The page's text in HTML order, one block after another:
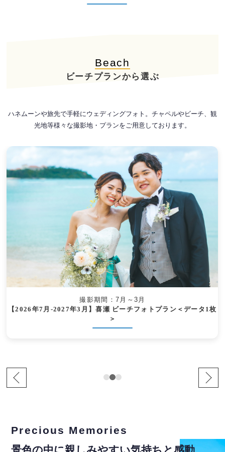
Beach
ビーチプランから選ぶ
ハネムーンや旅先で手軽にウェディングフォト。チャペルやビーチ、観
光地等様々な撮影地・プランをご用意しております。
撮影期間：7月～3月
【2026年7月-2027年3月】喜瀬 ビーチフォトプラン＜データ1枚
＞
Precious Memories
景色の中に親しみやすい気持ちと感動